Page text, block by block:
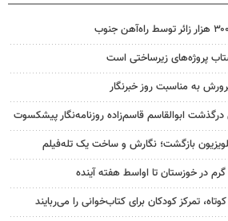
پروژه‌های زیرساختی است
به مناسبت روز خبرنگار
ابوالقاسم قاسم‌زاده روزنامه‌نگار پیشکسوت
تلویزیون بازگشت؛ نگارش و ساخت یک تله‌فیلم
در خوزستان تا اواسط هفته آینده
تمرکز کودکان برای کتاب‌خوانی را می‌ربایند